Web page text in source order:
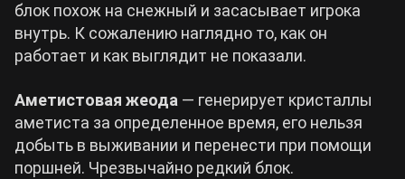
блок похож на снежный и засасывает игрока
внутрь. К сожалению наглядно то, как он
работает и как выглядит не показали.
Аметистовая жеода — генерирует кристаллы
аметиста за определенное время, его нельзя
добыть в выживании и перенести при помощи
поршней. Чрезвычайно редкий блок.